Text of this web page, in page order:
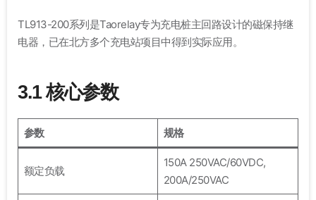
TL913-200系列是Taorelay专为充电桩主回路设计的磁保持继
电器，已在北方多个充电站项目中得到实际应用。
3.1 核心参数
参数 规格
额定负载
150A 250VAC/60VDC,
200A/250VAC